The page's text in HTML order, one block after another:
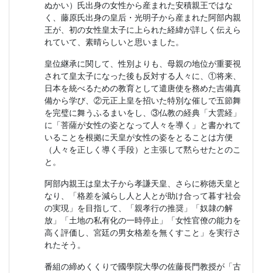
ぬかい）氏出身の女性から産まれた安積親王ではな
く、藤原氏出身の皇后・光明子から産まれた阿部内親
王が、初の女性皇太子に上られた経緯が詳しく伝えら
れていて、素晴らしいと思いました。
皇位継承に関して、性別よりも、母親の地位が重要視
されて皇太子になった後も反対する人々に、①将来、
日本を統べるための教育として遣唐使を務めた吉備真
備から学び、②元正上皇を招いた特別な催しで五節舞
を完璧に舞うふるまいをし、③仏教の経典「大雲経」
に「菩薩が女性の姿となって人々を導く」と書かれて
いることを根拠に天皇が女性の姿をとることは方便
（人々を正しく導く手段）と主張して黙らせたとのこ
と。
阿部内親王は皇太子から孝謙天皇、さらに称徳天皇と
なり、「格差を減らし人と人とが助け合って暮す社会
の実現」を目指して、「親孝行の推奨」「奴隷の解
放」「土地の私有化の一時停止」「女性官僚の能力を
高く評価し、宮廷の男女格差を無くすこと」を実行さ
れたそう。
番組の締めくくりで國學院大學の佐藤長門教授が「古